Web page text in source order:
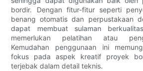
bordir. Dengan fitur-fitur seperti
benang otomatis dan perpustakaan
dapat membuat sulaman
memerlukan pelatihan atau
Kemudahan penggunaan ini
fokus pada aspek kreatif proyek
terjebak dalam detail teknis.